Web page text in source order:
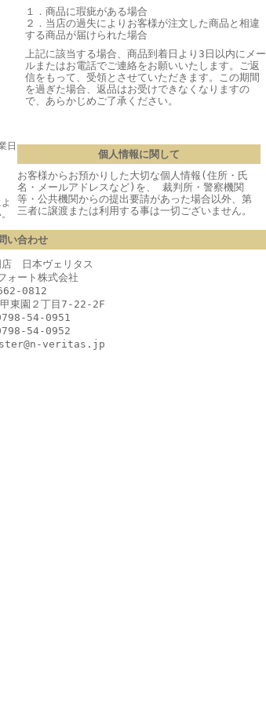
日
１．商品に瑕疵がある場合
２．当店の過失によりお客様が注文した商品と相違
する商品が届けられた場合
上記に該当する場合、商品到着日より3日以内にメー
ルまたはお電話でご連絡をお願いいたします。ご返
信をもって、受領とさせていただきます。この期間
を過ぎた場合、返品はお受けできなくなりますの
で、あらかじめご了承ください。
個人情報に関して
お客様からお預かりした大切な個人情報(住所・氏
名・メールアドレスなど)を、 裁判所・警察機関
等・公共機関からの提出要請があった場合以外、第
三者に譲渡または利用する事は一切ございません。
い合わせ
店 日本ヴェリタス
ォート株式会社
0812
東園２丁目7-22-2F
54-0951
54-0952
veritas.jp